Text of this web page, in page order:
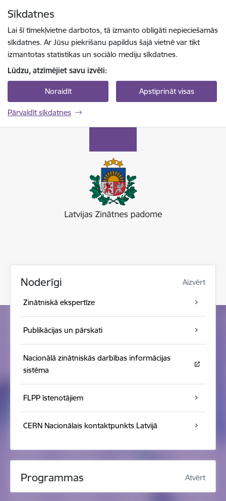
Sīkdatnes
Lai šī tīmekļvietne darbotos, tā izmanto obligāti nepieciešamās
sīkdatnes. Ar Jūsu piekrišanu papildus šajā vietnē var tikt
izmantotas statistikas un sociālo mediju sīkdatnes.
Lūdzu, atzīmējiet savu izvēli:
Noraidīt Apstiprināt visas
Pārvaldīt sīkdatnes
Noderīgi Aizvērt
Zinātniskā ekspertīze
Publikācijas un pārskati
Nacionālā zinātniskās darbības informācijas
sistēma
FLPP īstenotājiem
CERN Nacionālais kontaktpunkts Latvijā
Programmas Atvērt